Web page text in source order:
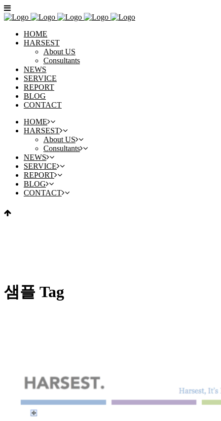
HOME
HARSEST
About US
Consultants
NEWS
SERVICE
REPORT
BLOG
CONTACT
HOME
HARSEST
About US
Consultants
NEWS
SERVICE
REPORT
BLOG
CONTACT
샘플 Tag